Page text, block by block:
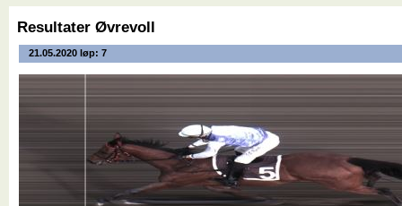
Resultater Øvrevoll
21.05.2020 løp: 7